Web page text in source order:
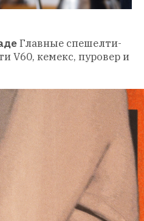
Главные спешелти-
V60, кемекс, пуровер и